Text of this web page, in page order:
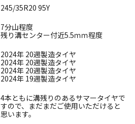
245/35R20 95Y
7分山程度
残り溝センター付近5.5ｍｍ程度
2024年 20週製造タイヤ
2024年 20週製造タイヤ
2024年 20週製造タイヤ
2024年 19週製造タイヤ
4本ともに溝残りのあるサマータイヤで
すので、まだまだご使用いただけると
思います。